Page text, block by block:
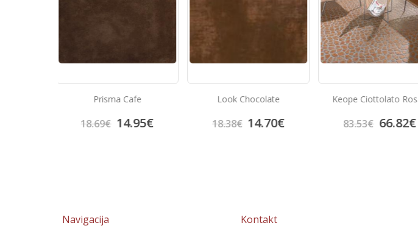
Look Chocolate
18.38 € 14.70€
Keope Ciottolato Rosso
83.53 € 66.82€
Portland Ceniza
17.41 € 13.92€
Navigacija Kontakt